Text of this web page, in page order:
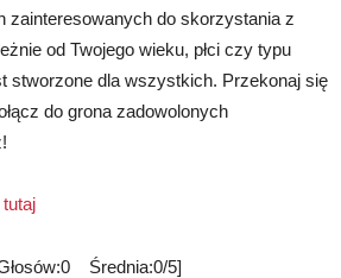
zainteresowanych do skorzystania z
od Twojego wieku, płci czy typu
stworzone dla wszystkich. Przekonaj się
do grona zadowolonych
tutaj
Średnia:0/5]